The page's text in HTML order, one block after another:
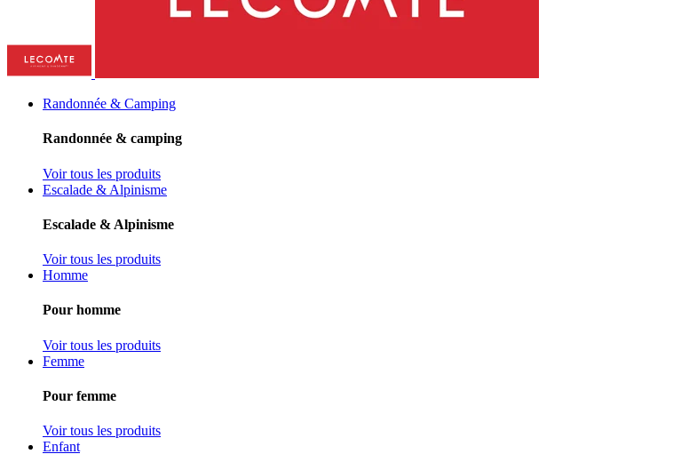
Randonnée & Camping
Randonnée & camping
Voir tous les produits
Escalade & Alpinisme
Escalade & Alpinisme
Voir tous les produits
Homme
Pour homme
Voir tous les produits
Femme
Pour femme
Voir tous les produits
Enfant